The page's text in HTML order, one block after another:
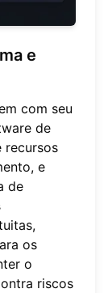
e
com seu
de
recursos
e
de
os
o
riscos